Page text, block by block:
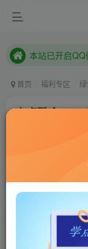
首页 福利专区
安卓酷盒v2.0
联网教程： 内附
单机教程： 内附教程
不懂的话联系客服